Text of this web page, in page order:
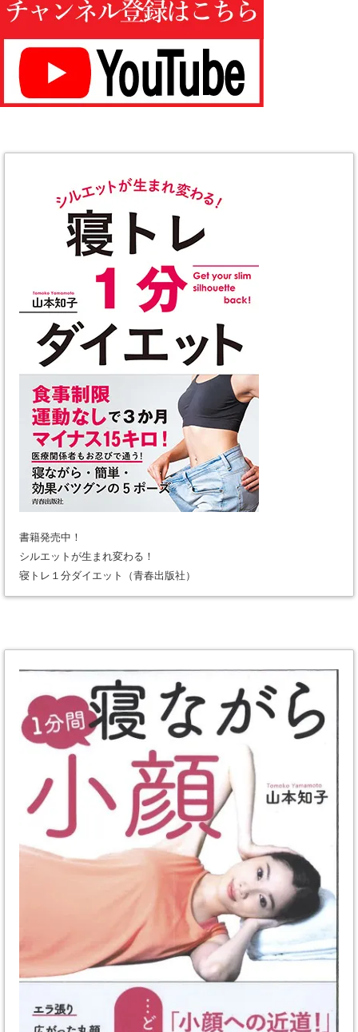
書籍発売中！
シルエットが生まれ変わる！
寝トレ１分ダイエット（青春出版社）